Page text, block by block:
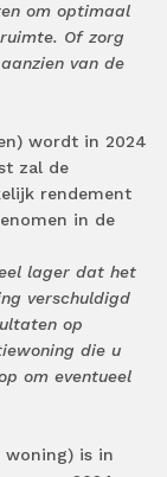
om optimaal
Of zorg
van de
wordt in 2024
zal de
rendement
in de
lager dat het
verschuldigd
op
die u
om eventueel
is in